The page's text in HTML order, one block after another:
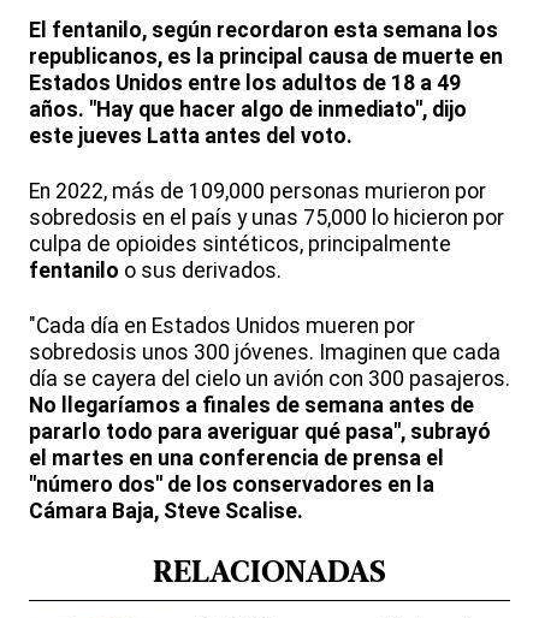
El fentanilo, según recordaron esta semana los
republicanos, es la principal causa de muerte en
Estados Unidos entre los adultos de 18 a 49
años. "Hay que hacer algo de inmediato", dijo
este jueves Latta antes del voto.
En 2022, más de 109,000 personas murieron por
sobredosis en el país y unas 75,000 lo hicieron por
culpa de opioides sintéticos, principalmente
fentanilo o sus derivados.
"Cada día en Estados Unidos mueren por
sobredosis unos 300 jóvenes. Imaginen que cada
día se cayera del cielo un avión con 300 pasajeros.
No llegaríamos a finales de semana antes de
pararlo todo para averiguar qué pasa", subrayó
el martes en una conferencia de prensa el
"número dos" de los conservadores en la
Cámara Baja, Steve Scalise.
RELACIONADAS